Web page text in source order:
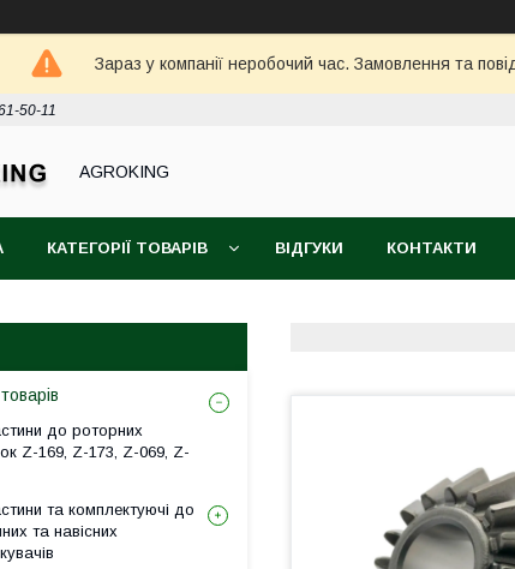
Зараз у компанії неробочий час. Замовлення та
50-11
AGROKING
КАТЕГОРІЇ ТОВАРІВ ВІДГУКИ КОНТАКТИ
до роторних
Z-169, Z-173, Z-069, Z-
та комплектуючі до
та навісних